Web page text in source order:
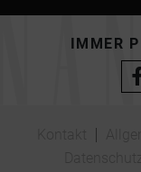
IMMER